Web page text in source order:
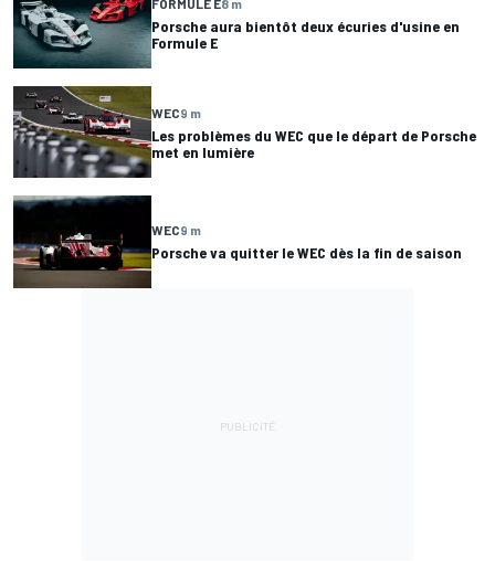
Porsche aura bientôt deux écuries d'usine en
Formule E
WEC9 m
Les problèmes du WEC que le départ de Porsche
met en lumière
WEC9 m
Porsche va quitter le WEC dès la fin de saison